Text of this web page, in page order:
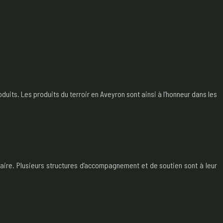
Les produits du terroir en Aveyron sont ainsi à l’honneur dans les
Plusieurs structures d’accompagnement et de soutien sont à leur